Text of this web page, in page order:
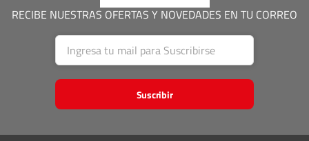
RECIBE NUESTRAS OFERTAS Y NOVEDADES EN TU CORREO
Suscribir